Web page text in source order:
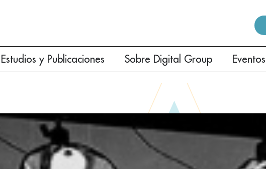
Estudios y Publicaciones Sobre Digital Group Eventos